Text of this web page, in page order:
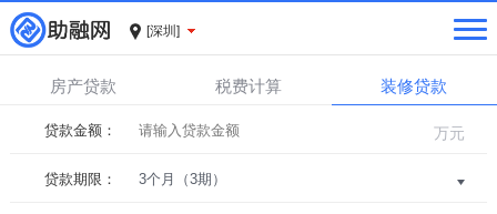
[深圳]
房产贷款 税费计算 装修贷款
贷款金额： 万元
贷款期限：